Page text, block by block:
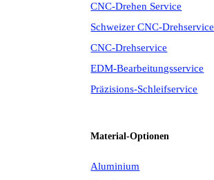
CNC-Drehen Service
Schweizer CNC-Drehservice
CNC-Drehservice
EDM-Bearbeitungsservice
Präzisions-Schleifservice
Material-Optionen
Aluminium